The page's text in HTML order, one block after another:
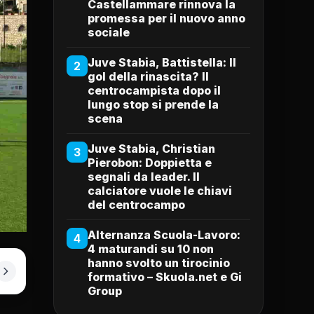
Castellammare rinnova la
promessa per il nuovo anno
sociale
2 Juve Stabia, Battistella: Il
gol della rinascita? Il
centrocampista dopo il
lungo stop si prende la
scena
3 Juve Stabia, Christian
Pierobon: Doppietta e
segnali da leader. Il
calciatore vuole le chiavi
del centrocampo
4 Alternanza Scuola-Lavoro:
4 maturandi su 10 non
hanno svolto un tirocinio
formativo – Skuola.net e Gi
Group